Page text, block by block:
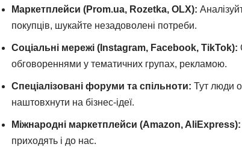
Маркетплейси (Prom.ua, Rozetka, OLX):
покупців, шукайте незадоволені потреби.
Соціальні мережі (Instagram, Facebook, TikTok):
обговореннями у тематичних групах, рекламою.
Спеціалізовані форуми та спільноти: Тут люди
наштовхнути на бізнес-ідеї.
Міжнародні маркетплейси (Amazon, AliExpress):
приходять і до нас.